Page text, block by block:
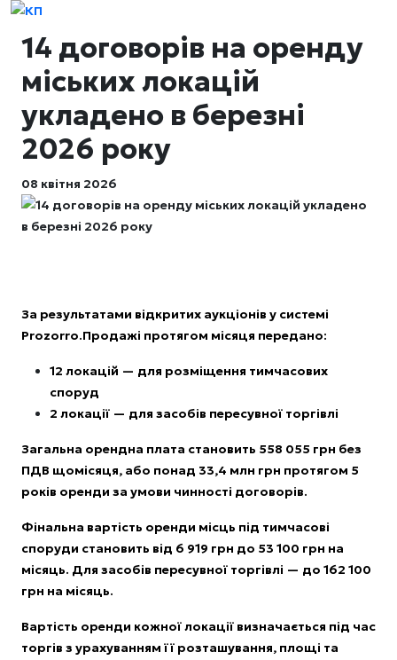
14 договорів на оренду
міських локацій
укладено в березні
2026 року
08 квітня 2026
За результатами відкритих аукціонів у системі
Prozorro.Продажі протягом місяця передано:
12 локацій — для розміщення тимчасових
споруд
2 локації — для засобів пересувної торгівлі
Загальна орендна плата становить 558 055 грн без
ПДВ щомісяця, або понад 33,4 млн грн протягом 5
років оренди за умови чинності договорів.
Фінальна вартість оренди місць під тимчасові
споруди становить від 6 919 грн до 53 100 грн на
місяць. Для засобів пересувної торгівлі — до 162 100
грн на місяць.
Вартість оренди кожної локації визначається під час
торгів з урахуванням її розташування, площі та